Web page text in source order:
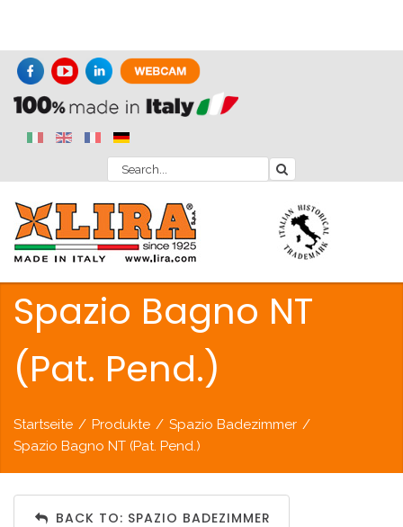
Spazio Bagno NT
(Pat. Pend.)
Startseite / Produkte / Spazio Badezimmer /
Spazio Bagno NT (Pat. Pend.)
BACK TO: SPAZIO BADEZIMMER